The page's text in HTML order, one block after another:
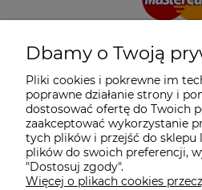
Dbamy o Twoją
Pliki cookies i pokrewne im
poprawne działanie strony i
dostosować ofertę do Twoich
zaakceptować wykorzystanie
tych plików i przejść do sklepu
plików do swoich preferencji,
"Dostosuj zgody".
Więcej o plikach cookies